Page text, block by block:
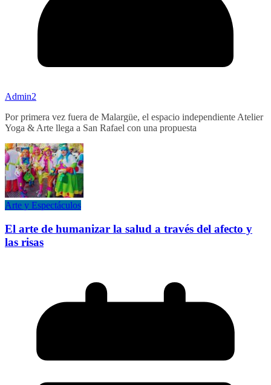
Admin2
Por primera vez fuera de Malargüe, el espacio independiente Atelier
Yoga & Arte llega a San Rafael con una propuesta
Arte y Espectáculos
El arte de humanizar la salud a través del afecto y
las risas